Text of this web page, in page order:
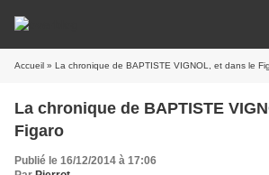
Accueil » La chronique de BAPTISTE VIGNOL, et dans le
La chronique de BAPTISTE
Figaro
Publié le 16/12/2014 à 17:06